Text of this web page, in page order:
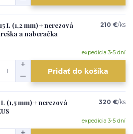
L (1,2 mm) + nerezová
a naberačka
210 €/ks
expedícia 3-5 dní
Pridať do košíka
(1,5 mm) + nerezová
320 €/ks
expedícia 3-5 dní